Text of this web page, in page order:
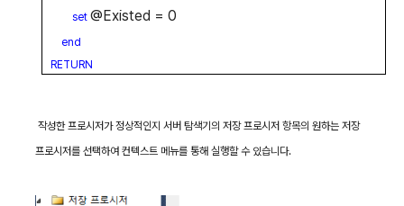
set @Existed = 0
end
RETURN
작성한 프로시저가 정상적인지 서버 탐색기의 저장 프로시저 항목의 원하는 저장
프로시저를 선택하여 컨텍스트 메뉴를 통해 실행할 수 있습니다.